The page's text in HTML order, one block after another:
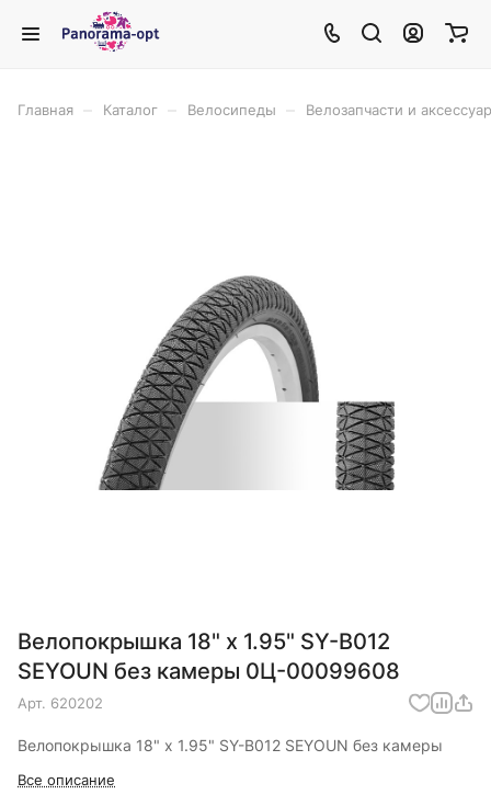
Главная Каталог Велосипеды Велозапчасти и
Велопокрышка 18" x 1.95" SY-B012
SEYOUN без камеры 0Ц-00099608
Арт. 620202
Велопокрышка 18" x 1.95" SY-B012 SEYOUN без камеры
Все описание